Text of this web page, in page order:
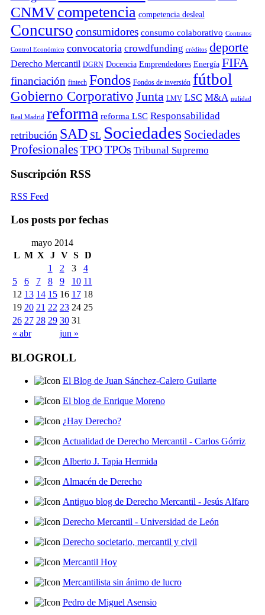
CNMV competencia competencia desleal
Concurso consumidores consumo colaborativo Contratos
Control Económico convocatoria crowdfunding créditos deporte
Derecho Mercantil DGRN Docencia Emprendedores Energía FIFA
financiación fintech Fondos Fondos de inversión fútbol
Gobierno Corporativo Junta LMV LSC M&A nulidad
Real Madrid reforma reforma LSC Responsabilidad
retribución SAD SL Sociedades Sociedades
Profesionales TPO TPOs Tribunal Supremo
Suscripción RSS
RSS Feed
Los posts por fechas
mayo 2014
L M X J V S D
« abr jun »
1 2 3
4
5
6 7 8 9 10 11
12 13 14 15 16 17 18
19 20 21 22 23 24 25
26 27 28 29 30 31
BLOGROLL
El Blog de Juan Sánchez-Calero Guilarte
El blog de Enrique Moreno
¿Hay Derecho?
Actualidad de Derecho Mercantil - Carlos Górriz
Alberto J. Tapia Hermida
Almacén de Derecho
Antiguo blog de Derecho Mercantil - Jesús Alfaro
Derecho Mercantil - Universidad de León
Derecho societario, mercantil y civil
Mercantil Hoy
Mercantilista sin ánimo de lucro
Pedro de Miguel Asensio